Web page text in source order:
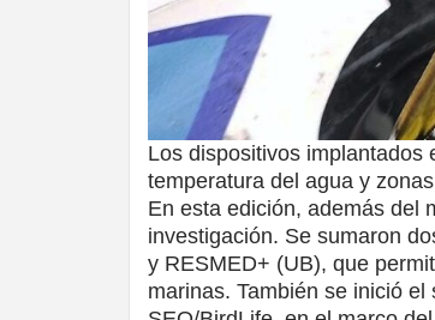
Los dispositivos implantados
temperatura del agua y
En esta edición, además del
investigación. Se sumaron
y RESMED+ (UB), que
marinas. También se inició